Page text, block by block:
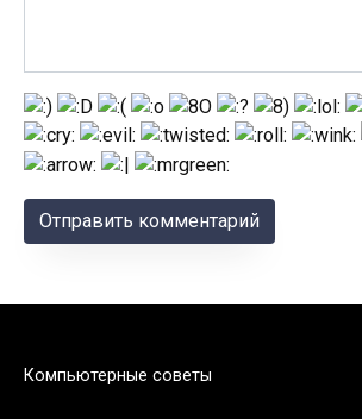
Компьютерные советы